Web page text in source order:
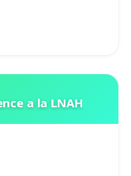
a la LNAH